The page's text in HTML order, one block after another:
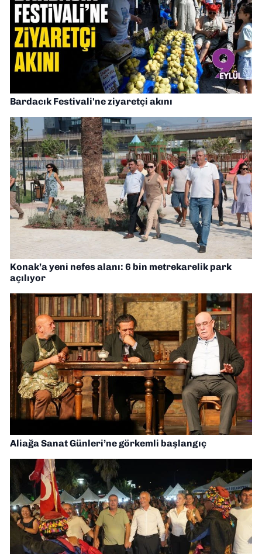
Bardacık Festivali'ne ziyaretçi akını
Konak’a yeni nefes alanı: 6 bin metrekarelik park
açılıyor
Aliağa Sanat Günleri’ne görkemli başlangıç